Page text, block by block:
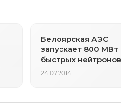
Белоярская АЭС
запускает 800 МВт
быстрых нейтронов
24.07.2014